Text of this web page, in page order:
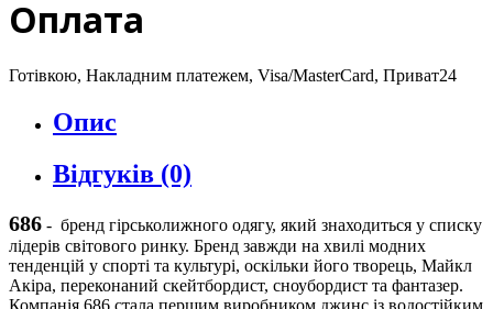
Оплата
Готівкою, Накладним платежем, Visa/MasterCard, Приват24
Опис
Відгуків (0)
686 - бренд гірськолижного одягу, який знаходиться у списку
лідерів світового ринку. Бренд завжди на хвилі модних
тенденцій у спорті та культурі, оскільки його творець, Майкл
Акіра, переконаний скейтбордист, сноубордист та фантазер.
Компанія 686 стала першим виробником джинс із водостійким